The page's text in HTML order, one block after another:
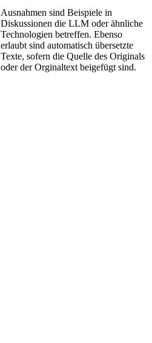
Ausnahmen sind Beispiele in
Diskussionen die LLM oder ähnliche
Technologien betreffen. Ebenso
erlaubt sind automatisch übersetzte
Texte, sofern die Quelle des Originals
oder der Orginaltext beigefügt sind.